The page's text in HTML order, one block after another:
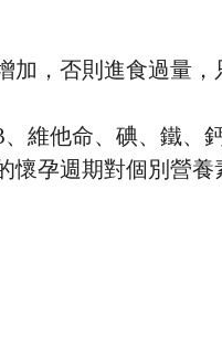
，否則進食過量，
維他命、碘、鐵、
孕週期對個別營